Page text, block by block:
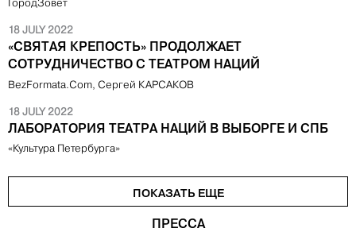
ПРЕССА
ГородЗовёт
18 JULY 2022
«СВЯТАЯ КРЕПОСТЬ» ПРОДОЛЖАЕТ
СОТРУДНИЧЕСТВО С ТЕАТРОМ НАЦИЙ
BezFormata.Com, Сергей КАРСАКОВ
18 JULY 2022
ЛАБОРАТОРИЯ ТЕАТРА НАЦИЙ В ВЫБОРГЕ И СПБ
«Культура Петербурга»
ПОКАЗАТЬ ЕЩЕ